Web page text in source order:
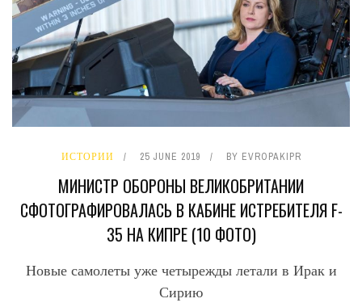
ИСТОРИИ 25 JUNE 2019 BY EVROPAKIPR
МИНИСТР ОБОРОНЫ ВЕЛИКОБРИТАНИИ
СФОТОГРАФИРОВАЛАСЬ В КАБИНЕ ИСТРЕБИТЕЛЯ F-
35 НА КИПРЕ (10 ФОТО)
Новые самолеты уже четырежды летали в Ирак и
Сирию